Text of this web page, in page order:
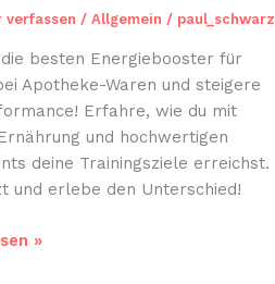
verfassen / Allgemein / paul_schwarz
besten Energiebooster für
Apotheke-Waren und steigere
Erfahre, wie du mit
und hochwertigen
deine Trainingsziele erreichst.
und erlebe den Unterschied!
»